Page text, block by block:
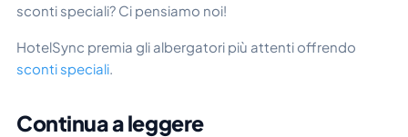
sconti speciali? Ci pensiamo noi!
HotelSync premia gli albergatori più attenti offrendo
sconti speciali.
Continua a leggere